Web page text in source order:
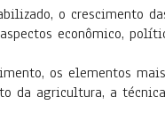
o crescimento
econômico,
os elementos
da agricultura, a